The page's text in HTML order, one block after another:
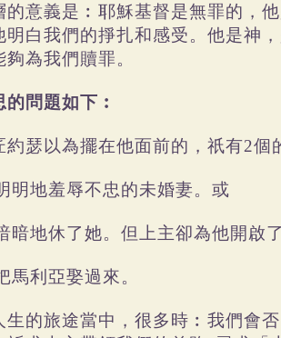
的意義是︰耶穌基督是無罪的，
明白我們的掙扎和感受。他是神
夠為我們贖罪。
的問題如下︰
約瑟以為擺在他面前的，祇有2個
明地羞辱不忠的未婚妻。或
暗地休了她。但上主卻為他開啟
馬利亞娶過來。
生的旅途當中，很多時︰我們會